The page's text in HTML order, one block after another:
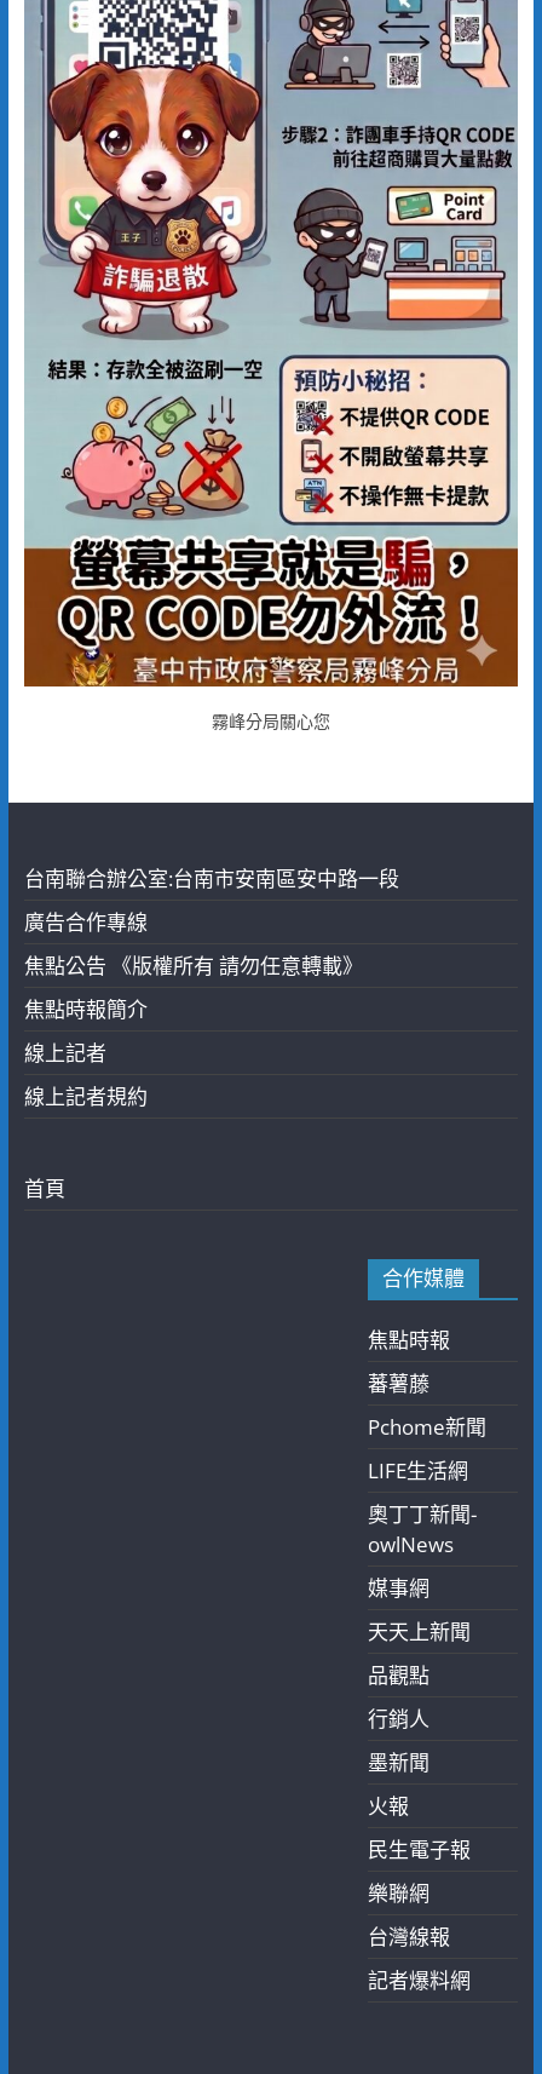
霧峰分局關心您
台南聯合辦公室:台南市安南區安中路一段
廣告合作專線
焦點公告 《版權所有 請勿任意轉載》
焦點時報簡介
線上記者
線上記者規約
首頁
合作媒體
焦點時報
蕃薯藤
Pchome新聞
LIFE生活網
奧丁丁新聞-
owlNews
媒事網
天天上新聞
品觀點
行銷人
墨新聞
火報
民生電子報
樂聯網
台灣線報
記者爆料網